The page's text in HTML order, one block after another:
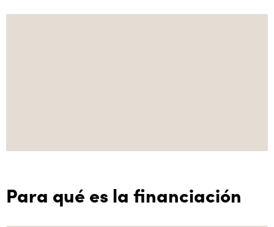
Para qué es la financiación